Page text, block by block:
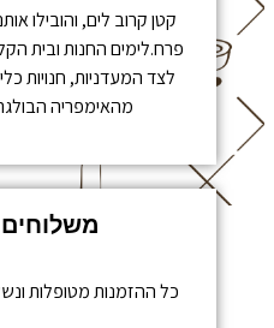
קטן קרוב לים, והובילו
פרח.לימים החנות ובית
לצד המעדניות, חנויות
מהאימפריה
משלוחים
כל ההזמנות מטופלות